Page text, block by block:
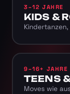
3–12 JAHRE
KIDS &
9–16+ JAHRE
TEENS
Moves wie